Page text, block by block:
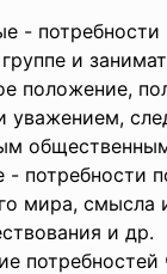
- потребности
и
положение,
уважением,
- потребности
мира, смысла
и др.
потребностей